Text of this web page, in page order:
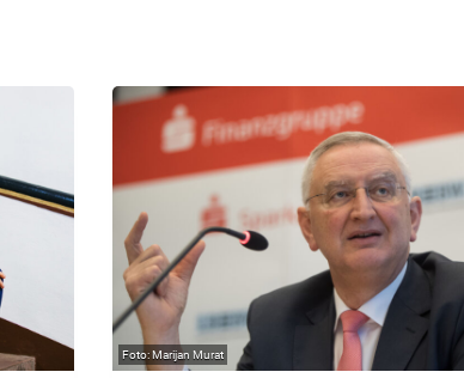
Marijan Murat